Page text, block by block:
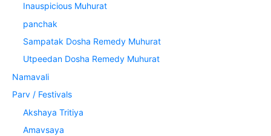
Inauspicious Muhurat
panchak
Sampatak Dosha Remedy Muhurat
Utpeedan Dosha Remedy Muhurat
Namavali
Parv / Festivals
Akshaya Tritiya
Amavsaya